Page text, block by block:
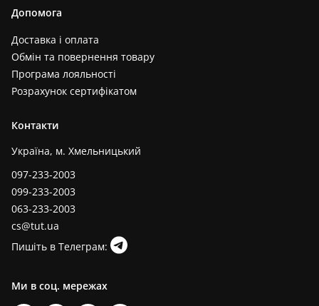
Допомога
Доставка і оплата
Обмін та повернення товару
Програма лояльності
Розрахунок сертифікатом
Контакти
Україна, м. Хмельницький
097-233-2003
099-233-2003
063-233-2003
cs@tut.ua
Пишіть в Телеграм:
Ми в соц. мережах